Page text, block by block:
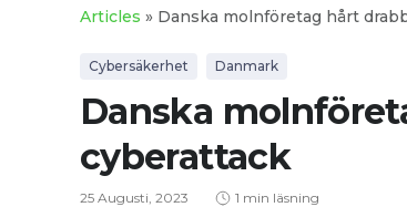
Articles » Danska molnföretag hårt
Cybersäkerhet Danmark
Danska
cyberattack
25 Augusti, 2023 1 min läsning